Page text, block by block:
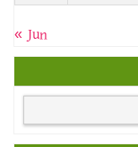
« Jun